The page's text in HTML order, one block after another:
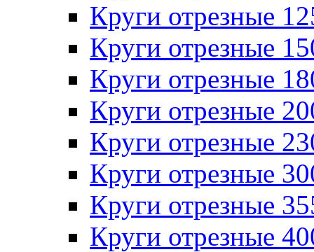
Круги отрезные
Круги отрезные
Круги отрезные
Круги отрезные
Круги отрезные
Круги отрезные
Круги отрезные
Круги отрезные